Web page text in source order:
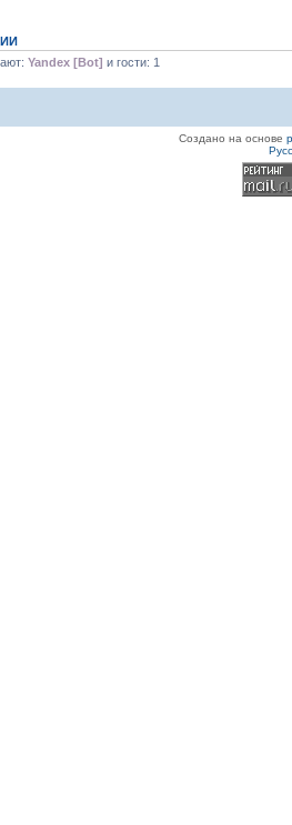
Yandex [Bot] и гости: 1
Создано на основе